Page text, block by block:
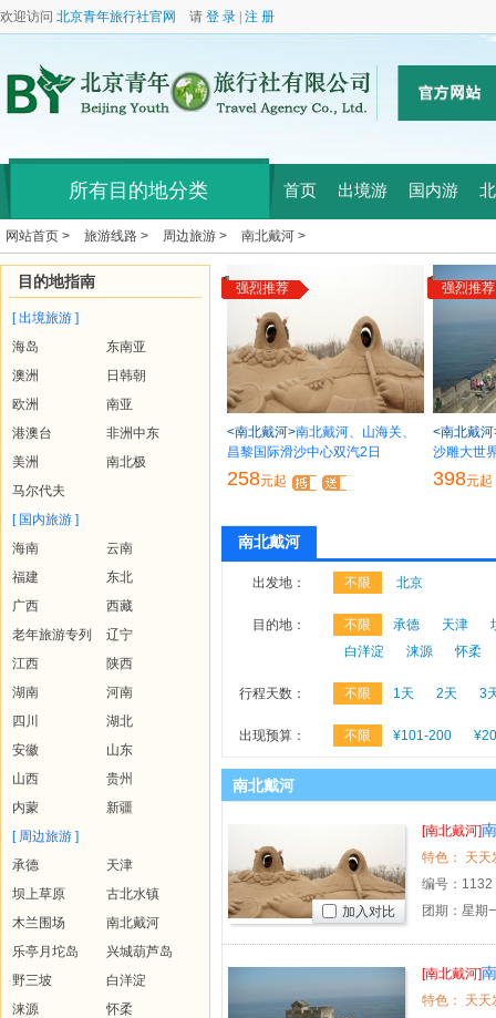
欢迎访问 北京青年旅行社官网 请 登 录 注 册
所有目的地分类 首页 出境游 国内游
网站首页 > 旅游线路 > 周边旅游 > 南北戴河 >
目的地指南
[ 出境旅游 ]
海岛
东南亚
澳洲
日韩朝
欧洲
南亚
港澳台
非洲中东
美洲
南北极
马尔代夫
[ 国内旅游 ]
海南
云南
福建
东北
广西
西藏
老年旅游专列
辽宁
江西
陕西
湖南
河南
四川
湖北
安徽
山东
山西
贵州
内蒙
新疆
[ 周边旅游 ]
承德
天津
坝上草原
古北水镇
木兰围场
南北戴河
乐亭月坨岛
兴城葫芦岛
野三坡
白洋淀
涞源
怀柔
强烈推荐
<南北戴河>南北戴河、山海关、
昌黎国际滑沙中心双汽2日
258元起
强烈推荐
<南北戴河
沙雕大世
398元起
南北戴河
出发地： 不限 北京
目的地： 不限 承德 天津
白洋淀
涞源 怀柔
行程天数： 不限 1天 2天 3
出现预算： 不限 ¥101-200
南北戴河
[南北戴河]
编号： 1132
团期：星期
加入对比
[南北戴河]